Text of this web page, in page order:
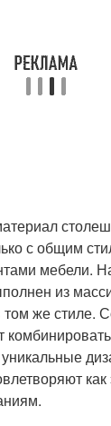
с общим
мебели.
из
том же стиле.
как